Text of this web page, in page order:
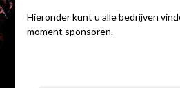
Hieronder kunt u alle bedrijven
moment sponsoren.